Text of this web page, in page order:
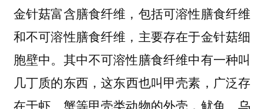
金针菇富含膳食纤维，包括可溶性膳食纤维
和不可溶性膳食纤维，主要存在于金针菇细
胞壁中。其中不可溶性膳食纤维中有一种叫
几丁质的东西，这东西也叫甲壳素，广泛存
在于虾、蟹等甲壳类动物的外壳，鱿鱼、乌